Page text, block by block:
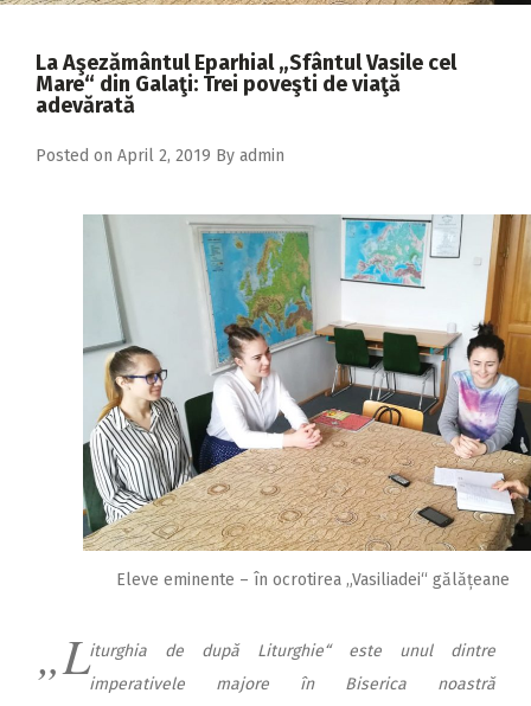
2018
2017
2016
La Aşezământul Eparhial „Sfântul Vasile cel
Mare“ din Galaţi: Trei poveşti de viaţă
adevărată
Posted on April 2, 2019 By admin
Eleve eminente – în ocrotirea „Vasiliadei“ gălățeane
„Liturghia de du­pă Liturghie“este unul dintre
imperativele majore în Biserica noastră